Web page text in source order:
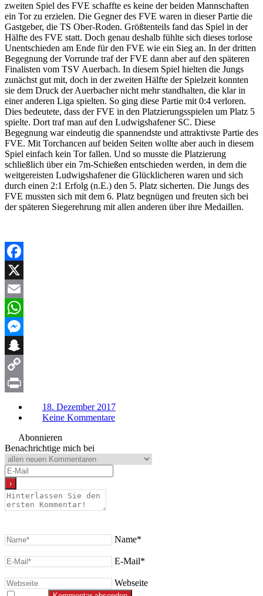
zweiten Spiel des FVE schaffte es keine der beiden Mannschaften
ein Tor zu erzielen. Die Gegner des FVE waren in dieser Partie die
Gastgeber, die TS Ober-Roden. Größtenteils fand das Spiel in der
Hälfte des FVE statt. Doch genau deshalb fühlte sich dieses torlose
Unentschieden am Ende für den FVE wie ein Sieg an. In der dritten
Begegnung der Vorrunde traf der FVE dann aber auf den späteren
Finalisten vom TSV Auerbach. In diesem Spiel hielten die Jungs
zunächst gut mit, doch in der zweiten Hälfte der Spielzeit konnten
sie dem Druck der Auerbacher nicht mehr standhalten, die klar in
einer anderen Liga spielten. So ging diese Partie mit 0:4 verloren.
Dies bedeutete, dass der FVE in den Platzierungsspielen um Platz 5
spielte. Dort traf man auf den Ludwigshafener SC. Diese
Begegnung war eindeutig die spannendste und attraktivste Partie des
FVE. Mit Torchancen auf beiden Seiten wollte aber auch in diesem
Spiel einfach kein Tor fallen. Und so musste die Platzierung
schließlich über ein 7m-Schießen entschieden werden, in dem die
weitgereisten Ludwigshafener die Glücklicheren waren und sich
durch einen 2:1 Erfolg (n.E.) den 5. Platz sicherten. Die Jungs des
FVE mussten sich mit dem 6. Platz begnügen und freuten sich bei
der späteren Siegerehrung mit allen anderen über ihre Medaillen.
Facebook
X
Email
WhatsApp
Messenger
Snapchat
Copy
18. Dezember 2017
Keine Kommentare
Abonnieren
Benachrichtige mich bei
Name*
E-Mail*
Webseite